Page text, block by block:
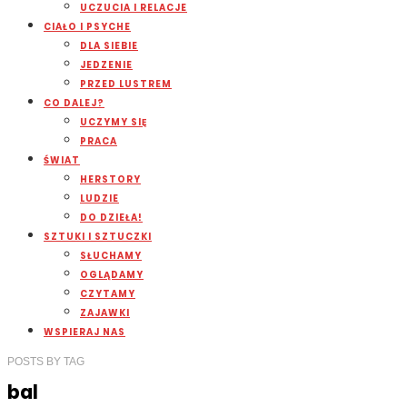
UCZUCIA I RELACJE
CIAŁO I PSYCHE
DLA SIEBIE
JEDZENIE
PRZED LUSTREM
CO DALEJ?
UCZYMY SIĘ
PRACA
ŚWIAT
HERSTORY
LUDZIE
DO DZIEŁA!
SZTUKI I SZTUCZKI
SŁUCHAMY
OGLĄDAMY
CZYTAMY
ZAJAWKI
WSPIERAJ NAS
POSTS BY TAG
bal